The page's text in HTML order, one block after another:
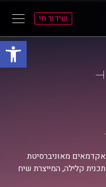
פתח
שידור חי
מאוניברסיטת
קלילה, המייצרת שיח